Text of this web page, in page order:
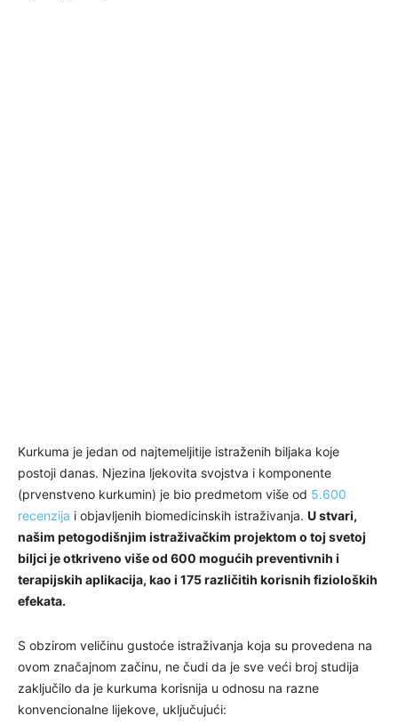
Kurkuma je jedan od najtemeljitije istraženih biljaka koje
postoji danas. Njezina ljekovita svojstva i komponente
(prvenstveno kurkumin) je bio predmetom više od 5.600
recenzija i objavljenih biomedicinskih istraživanja. U stvari,
našim petogodišnjim istraživačkim projektom o toj svetoj
biljci je otkriveno više od 600 mogućih preventivnih i
terapijskih aplikacija, kao i 175 različitih korisnih fizioloških
efekata.
S obzirom veličinu gustoće istraživanja koja su provedena na
ovom značajnom začinu, ne čudi da je sve veći broj studija
zaključilo da je kurkuma korisnija u odnosu na razne
konvencionalne lijekove, uključujući: